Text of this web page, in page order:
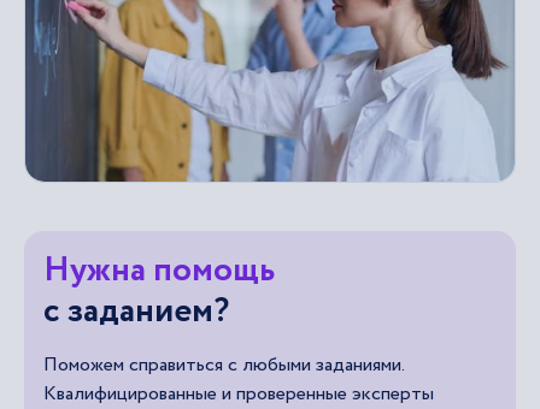
Нужна помощь
с заданием?
Поможем справиться с любыми заданиями.
Квалифицированные и проверенные эксперты